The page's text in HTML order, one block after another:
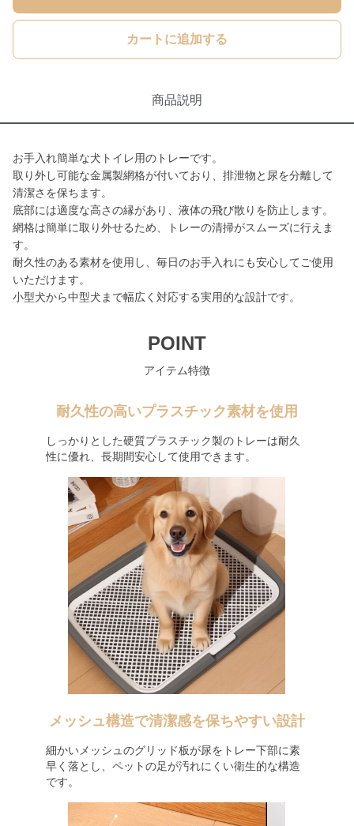
カートに追加する
商品説明
お手入れ簡単な犬トイレ用のトレーです。
取り外し可能な金属製網格が付いており、排泄物と尿を分離して
清潔さを保ちます。
底部には適度な高さの縁があり、液体の飛び散りを防止します。
網格は簡単に取り外せるため、トレーの清掃がスムーズに行えま
す。
耐久性のある素材を使用し、毎日のお手入れにも安心してご使用
いただけます。
小型犬から中型犬まで幅広く対応する実用的な設計です。
POINT
アイテム特徴
耐久性の高いプラスチック素材を使用
しっかりとした硬質プラスチック製のトレーは耐久
性に優れ、長期間安心して使用できます。
メッシュ構造で清潔感を保ちやすい設計
細かいメッシュのグリッド板が尿をトレー下部に素
早く落とし、ペットの足が汚れにくい衛生的な構造
です。